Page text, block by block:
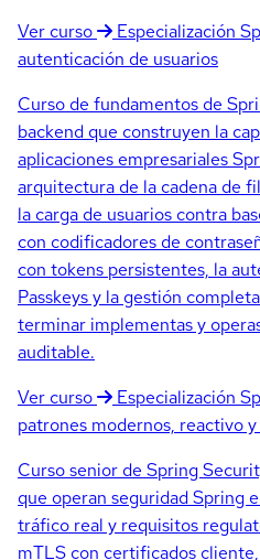
Ver curso
Especialización
autenticación de usuarios
Curso de fundamentos de
backend que construyen la
aplicaciones empresariales
arquitectura de la cadena de
la carga de usuarios contra
con codificadores de
con tokens persistentes, la
Passkeys y la gestión
terminar implementas y
auditable.
Ver curso
Especialización
patrones modernos, reactivo
Curso senior de Spring
que operan seguridad Spring
tráfico real y requisitos
mTLS con certificados